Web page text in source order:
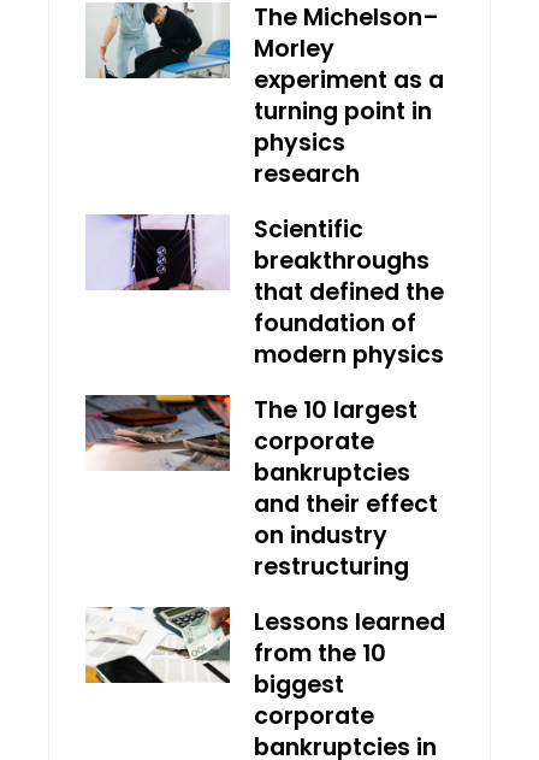
The Michelson–
Morley
experiment as a
turning point in
physics
research
Scientific
breakthroughs
that defined the
foundation of
modern physics
The 10 largest
corporate
bankruptcies
and their effect
on industry
restructuring
Lessons learned
from the 10
biggest
corporate
bankruptcies in